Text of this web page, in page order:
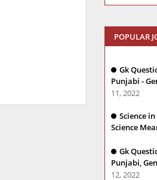
POPULAR
Gk
Punjabi -
11, 2022
Science
Science
Gk
Punjabi,
12, 2022